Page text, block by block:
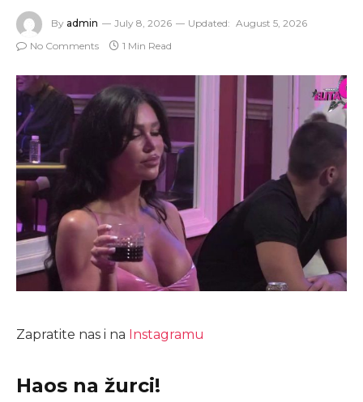
By admin July 8, 2026 Updated: August 5, 2026
No Comments
1 Min Read
Zapratite nas i na Instagramu
Haos na žurci!